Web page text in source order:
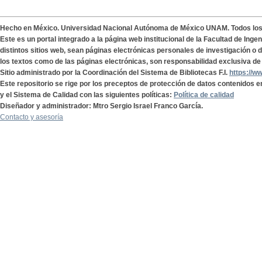
Hecho en México. Universidad Nacional Autónoma de México UNAM. Todos
Este es un portal integrado a la página web institucional de la Facultad de
distintos sitios web, sean páginas electrónicas personales de investigación o
los textos como de las páginas electrónicas, son responsabilidad exclusiva
Sitio administrado por la Coordinación del Sistema de Bibliotecas F.I. https://
Este repositorio se rige por los preceptos de protección de datos contenidos
y el Sistema de Calidad con las siguientes políticas: Política de calidad
Diseñador y administrador: Mtro Sergio Israel Franco García.
Contacto y asesoría